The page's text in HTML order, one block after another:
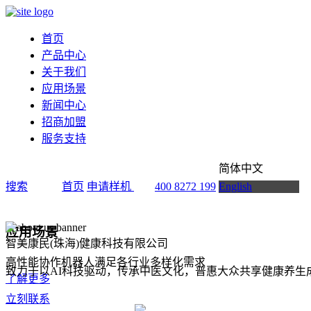
首页
产品中心
关于我们
应用场景
新闻中心
招商加盟
服务支持
搜索 首页 申请样机 400 8272 199
简体中文
English
应用场景
高性能协作机器人满足各行业多样化需求
了解更多
智美康民(珠海)健康科技有限公司
致力于以AI科技驱动，传承中医文化，普惠大众共享健康养生
立刻联系